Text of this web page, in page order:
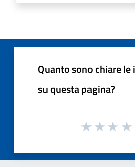
Quanto sono chiare
su questa pagina?